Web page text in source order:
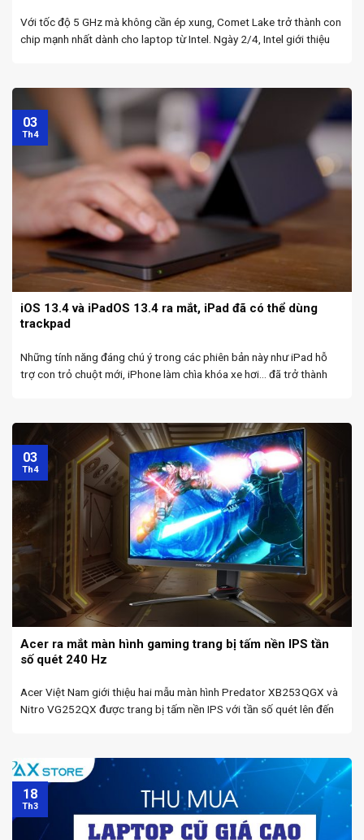
Với tốc độ 5 GHz mà không cần ép xung, Comet Lake trở thành con
chip mạnh nhất dành cho laptop từ Intel. Ngày 2/4, Intel giới thiệu
iOS 13.4 và iPadOS 13.4 ra mắt, iPad đã có thể dùng
trackpad
Những tính năng đáng chú ý trong các phiên bản này như iPad hỗ
trợ con trỏ chuột mới, iPhone làm chìa khóa xe hơi… đã trở thành
03
Th4
Acer ra mắt màn hình gaming trang bị tấm nền IPS tần
số quét 240 Hz
Acer Việt Nam giới thiệu hai mẫu màn hình Predator XB253QGX và
Nitro VG252QX được trang bị tấm nền IPS với tần số quét lên đến
03
Th4
18
Th3